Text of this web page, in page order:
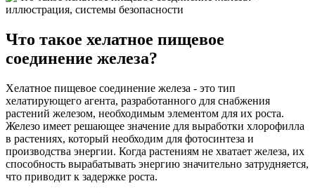
Что такое хелатное пищевое
соединение железа?
Хелатное пищевое соединение железа - это тип
хелатирующего агента, разработанного для снабжения
растений железом, необходимым элементом для их роста.
Железо имеет решающее значение для выработки хлорофилла
в растениях, который необходим для фотосинтеза и
производства энергии. Когда растениям не хватает железа, их
способность вырабатывать энергию значительно затрудняется,
что приводит к задержке роста.